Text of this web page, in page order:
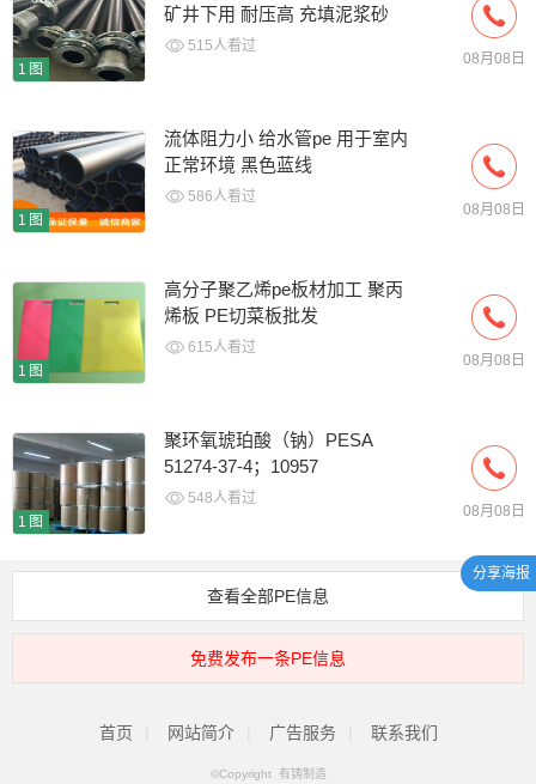
1图
矿井下用 耐压高 充填泥浆砂
浆 515人看过
08月08日
1图
流体阻力小 给水管pe 用于室内
正常环境 黑色蓝线
586人看过
08月08日
1图
高分子聚乙烯pe板材加工 聚丙
烯板 PE切菜板批发
615人看过
08月08日
1图
聚环氧琥珀酸（钠）PESA
51274-37-4；10957
548人看过
08月08日
查看全部PE信息
免费发布一条PE信息
首页 网站简介 广告服务 联系我们
©Copyright 有铸制造
分享海报